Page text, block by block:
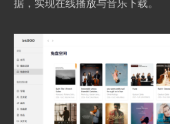
据，实现在线播放与音乐下载。